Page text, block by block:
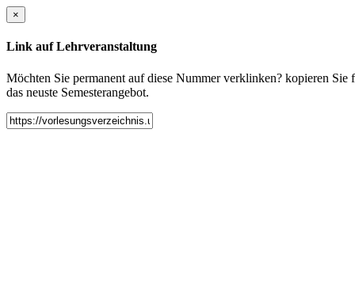
×
Link auf Lehrveranstaltung
Möchten Sie permanent auf diese Nummer verklinken? kopieren
das neuste Semesterangebot.